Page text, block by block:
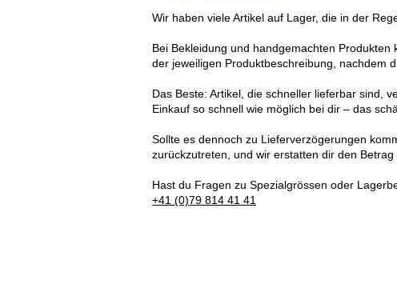
Wir haben viele Artikel auf Lager, die in der
Bei Bekleidung und handgemachten
der jeweiligen Produktbeschreibung, nachdem
Das Beste: Artikel, die schneller lieferbar sind,
Einkauf so schnell wie möglich bei dir – das
Sollte es dennoch zu Lieferverzögerungen
zurückzutreten, und wir erstatten dir den Betrag
Hast du Fragen zu Spezialgrössen oder
+41 (0)79 814 41 41